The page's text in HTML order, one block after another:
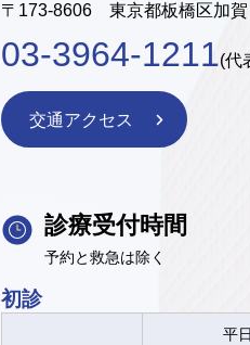
〒173-8606 東京都板橋区加
03-3964-1211(代
交通アクセス
診療受付時間
予約と救急は除く
初診
平日